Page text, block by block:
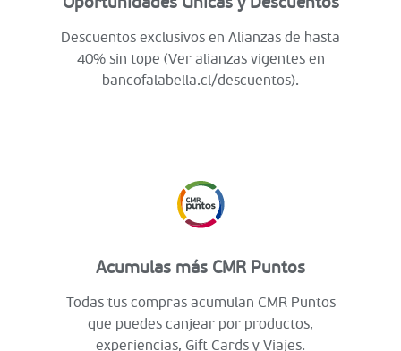
Descuentos exclusivos en Alianzas de hasta
40% sin tope (Ver alianzas vigentes en
bancofalabella.cl/descuentos).
Acumulas más CMR Puntos
Todas tus compras acumulan CMR Puntos
que puedes canjear por productos,
experiencias, Gift Cards y Viajes.